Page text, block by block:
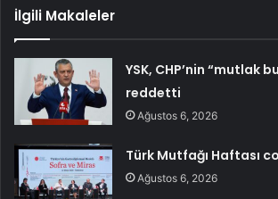
İlgili Makaleler
YSK, CHP’nin “mutlak
reddetti
Ağustos 6, 2026
Türk Mutfağı Haftası
Ağustos 6, 2026